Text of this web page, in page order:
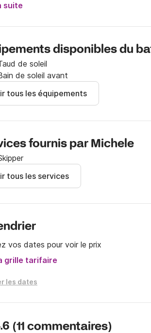
la côte. Vous pourrez également
dans une mer cristalline tout en vous
nous au Click&Boat pour organiser
suite
disponibles du
de soleil
de soleil avant
tous les équipements
fournis par Michele
tous les services
vos dates pour voir le prix
grille tarifaire
les dates
(11 commentaires)